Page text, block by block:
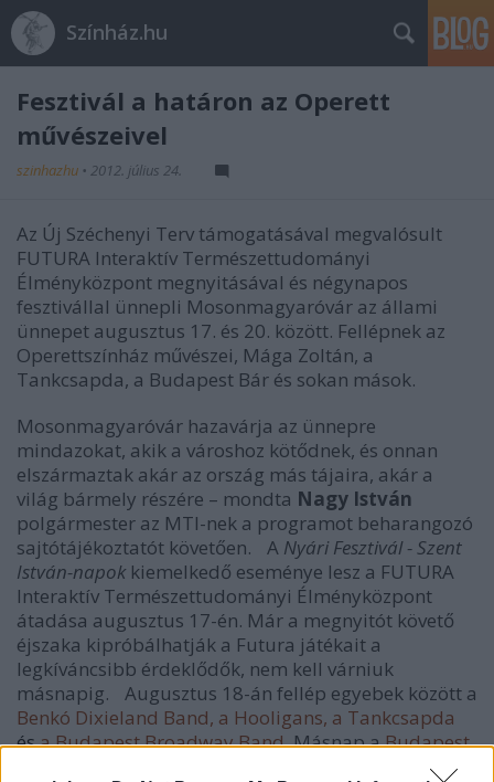
Színház.hu
Fesztivál a határon az Operett
művészeivel
szinhazhu • 2012. július 24.
Az Új Széchenyi Terv támogatásával megvalósult
FUTURA Interaktív Természettudományi
Élményközpont megnyitásával és négynapos
fesztivállal ünnepli Mosonmagyaróvár az állami
ünnepet augusztus 17. és 20. között. Fellépnek az
Operettszínház művészei, Mága Zoltán, a
Tankcsapda, a Budapest Bár és sokan mások.
Mosonmagyaróvár hazavárja az ünnepre
mindazokat, akik a városhoz kötődnek, és onnan
elszármaztak akár az ország más tájaira, akár a
világ bármely részére – mondta Nagy István
polgármester az MTI-nek a programot beharangozó
sajtótájékoztatót követően. A Nyári Fesztivál - Szent
István-napok kiemelkedő eseménye lesz a FUTURA
Interaktív Természettudományi Élményközpont
átadása augusztus 17-én. Már a megnyitót követő
éjszaka kipróbálhatják a Futura játékait a
legkíváncsibb érdeklődők, nem kell várniuk
másnapig. Augusztus 18-án fellép egyebek között a
Benkó Dixieland Band, a Hooligans, a Tankcsapda
ésa Budapest Broadway Band. Másnap aBudapest
és az